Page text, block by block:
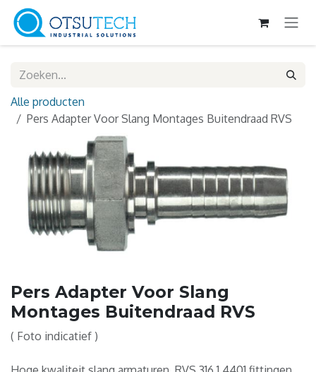
Overslaan naar inhoud
Alle producten
Pers Adapter Voor Slang Montages Buitendraad RVS
Pers Adapter Voor Slang
Montages Buitendraad RVS
( Foto indicatief )